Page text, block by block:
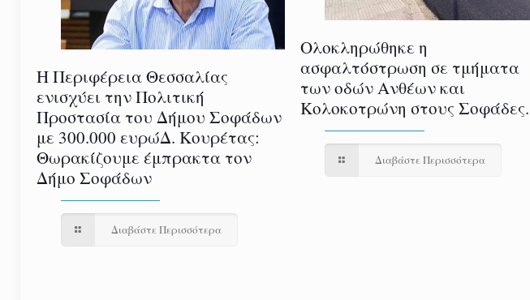
Η Περιφέρεια Θεσσαλίας
ενισχύει την Πολιτική
Προστασία του Δήμου Σοφάδων
με 300.000 ευρώΔ. Κουρέτας:
Θωρακίζουμε έμπρακτα τον
Δήμο Σοφάδων
Διαβάστε Περισσότερα
Ολοκληρώθηκε η
ασφαλτόστρωση σε τμήματα
των οδών Ανθέων και
Κολοκοτρώνη στους Σοφάδες.
Διαβάστε Περισσότερα